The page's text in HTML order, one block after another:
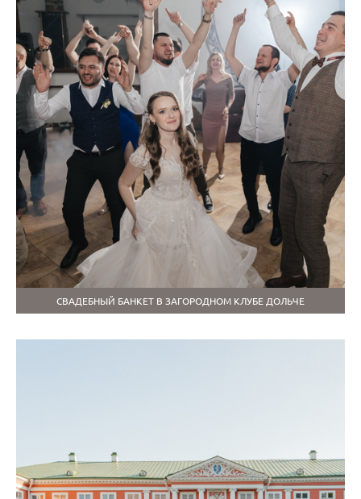
СВАДЕБНЫЙ БАНКЕТ В ЗАГОРОДНОМ КЛУБЕ ДОЛЬЧЕ